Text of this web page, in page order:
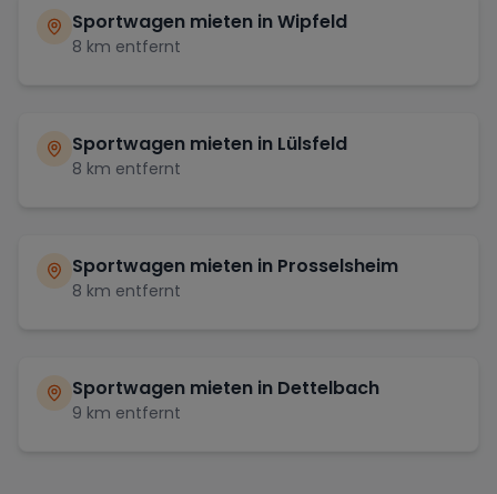
Sportwagen mieten inWipfeld
8 km entfernt
Sportwagen mieten in Lülsfeld
8 km entfernt
Sportwagen mieten in Prosselsheim
8 km entfernt
Sportwagen mieten in Dettelbach
9 km entfernt